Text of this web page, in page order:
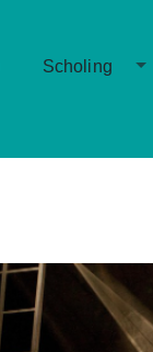
Scholing